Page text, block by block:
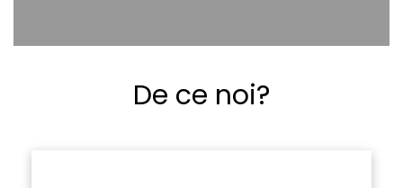
De ce noi?